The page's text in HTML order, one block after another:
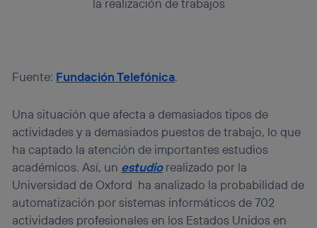
Fuente: Fundación Telefónica.
Una situación que afecta a demasiados tipos de
actividades y a demasiados puestos de trabajo, lo que
ha captado la atención de importantes estudios
académicos. Así, un estudiorealizado por la
Universidad de Oxford ha analizado la probabilidad de
automatización por sistemas informáticos de 702
actividades profesionales en los Estados Unidos en